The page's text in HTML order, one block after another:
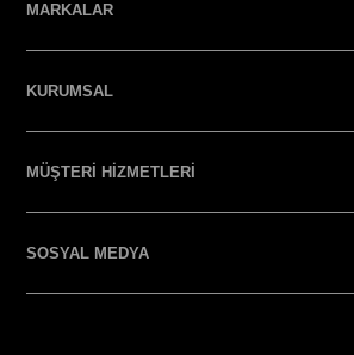
MARKALAR
KURUMSAL
MÜŞTERİ HİZMETLERİ
SOSYAL MEDYA